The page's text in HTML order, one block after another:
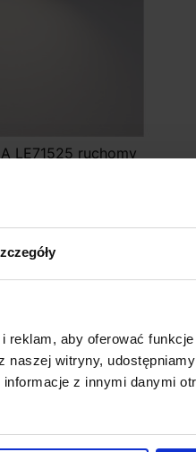
aby oferować
witryny,
z innymi danymi
LE71525 ruchomy